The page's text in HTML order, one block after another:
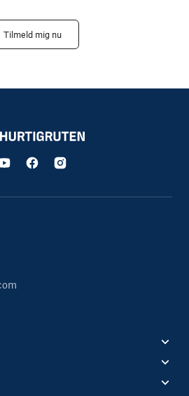
Tilmeld mig nu